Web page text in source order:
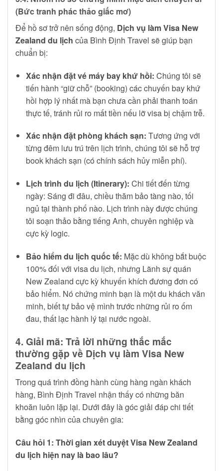
(Bức tranh phác thảo giấc mơ)
Để hồ sơ trở nên sống động, Dịch vụ làm Visa New
Zealand du lịch của Bình Định Travel sẽ giúp bạn
chuẩn bị:
Xác nhận đặt vé máy bay khứ hồi: Chúng tôi sẽ
tiến hành “giữ chỗ” (booking) các chuyến bay khứ
hồi hợp lý nhất mà bạn chưa cần phải thanh toán
thực tế, tránh rủi ro mất tiền nếu lỡ visa bị chậm trễ.
Xác nhận đặt phòng khách sạn: Tương ứng với
từng đêm lưu trú trên lịch trình, chúng tôi sẽ hỗ trợ
book khách sạn (có chính sách hủy miễn phí).
Lịch trình du lịch (Itinerary): Chi tiết đến từng
ngày: Sáng đi đâu, chiều thăm bảo tàng nào, tối
ngủ tại thành phố nào. Lịch trình này được chúng
tôi soạn thảo bằng tiếng Anh, chuyên nghiệp và
cực kỳ logic.
Bảo hiểm du lịch quốc tế: Mặc dù không bắt buộc
100% đối với visa du lịch, nhưng Lãnh sự quán
New Zealand cực kỳ khuyến khích đương đơn có
bảo hiểm. Nó chứng minh bạn là một du khách văn
minh, biết tự bảo vệ mình trước những rủi ro ốm
đau, thất lạc hành lý tại nước ngoài.
4. Giải mã: Trả lời những thắc mắc
thường gặp về Dịch vụ làm Visa New
Zealand du lịch
Trong quá trình đồng hành cùng hàng ngàn khách
hàng, Bình Định Travel nhận thấy có những băn
khoăn luôn lặp lại. Dưới đây là góc giải đáp chi tiết
bằng góc nhìn của chuyên gia:
Câu hỏi 1: Thời gian xét duyệt Visa New Zealand
du lịch hiện nay là bao lâu?